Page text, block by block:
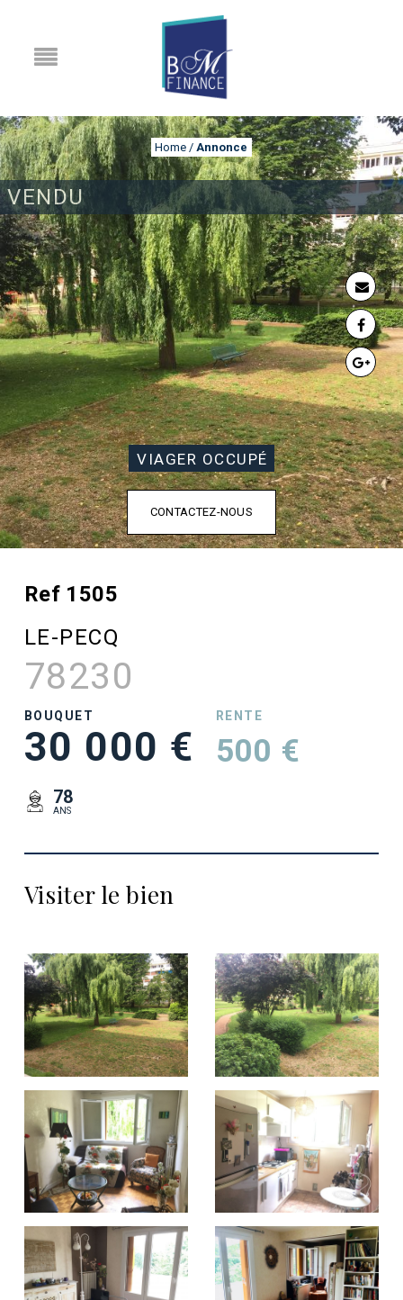
VENDU
Home / Annonce
ANNONCE
VIAGER OCCUPÉ
CONTACTEZ-NOUS
Ref 1505
LE-PECQ
78230
BOUQUET
30 000 €
RENTE
500 €
78
ANS
Visiter le bien